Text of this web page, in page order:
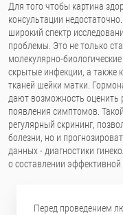
Для того чтобы картина
консультации
широкий спектр
проблемы. Это не только
молекулярно-
скрытые инфекции, а также
тканей шейки матки.
дают возможность оценить
появления симптомов.
регулярный скрининг,
болезни, но и
данных - диагностики
о составлении эффективной
Перед проведением